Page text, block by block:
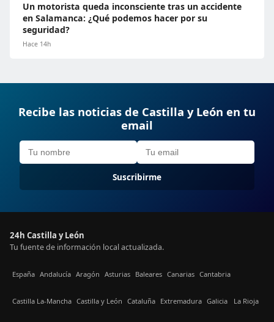
Un motorista queda inconsciente tras un accidente
en Salamanca: ¿Qué podemos hacer por su
seguridad?
Hace 14h
Recibe las noticias de Castilla y León en tu
email
Suscribirme
24h Castilla y León
Tu fuente de información local actualizada.
España Andalucía Aragón Asturias Baleares Canarias Cantabria
Castilla La-Mancha Castilla y León Cataluña Extremadura Galicia La Rioja